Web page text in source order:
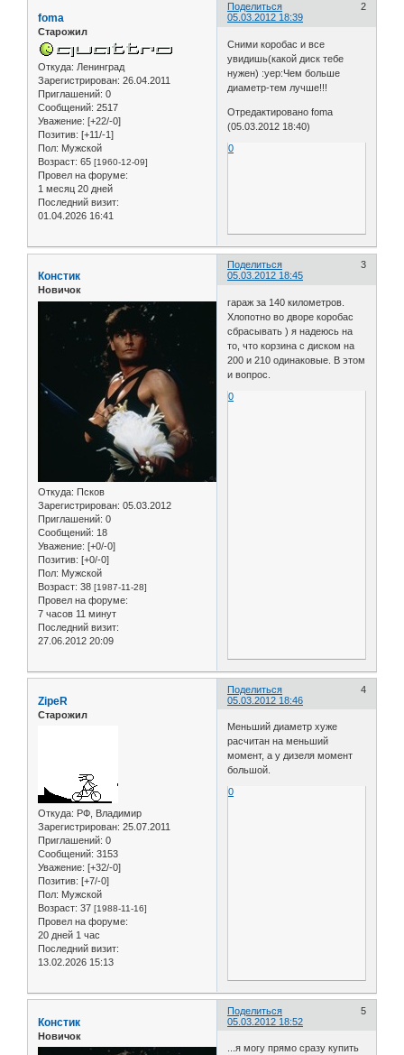
Поделиться
2
05.03.2012 18:39
foma
Старожил
Откуда: Ленинград
Зарегистрирован: 26.04.2011
Приглашений: 0
Сообщений: 2517
Уважение: [+22/-0]
Позитив: [+11/-1]
Пол: Мужской
Возраст: 65 [1960-12-09]
Провел на форуме:
1 месяц 20 дней
Последний визит:
01.04.2026 16:41
Сними коробас и все
увидишь(какой диск тебе
нужен) :yep:Чем больше
диаметр-тем лучше!!!
Отредактировано foma
(05.03.2012 18:40)
0
Поделиться
3
05.03.2012 18:45
Констик
Новичок
Откуда: Псков
Зарегистрирован: 05.03.2012
Приглашений: 0
Сообщений: 18
Уважение: [+0/-0]
Позитив: [+0/-0]
Пол: Мужской
Возраст: 38 [1987-11-28]
Провел на форуме:
7 часов 11 минут
Последний визит:
27.06.2012 20:09
гараж за 140 километров.
Хлопотно во дворе коробас
сбрасывать ) я надеюсь на
то, что корзина с диском на
200 и 210 одинаковые. В этом
и вопрос.
0
Поделиться
4
05.03.2012 18:46
ZipeR
Старожил
Откуда: РФ, Владимир
Зарегистрирован: 25.07.2011
Приглашений: 0
Сообщений: 3153
Уважение: [+32/-0]
Позитив: [+7/-0]
Пол: Мужской
Возраст: 37 [1988-11-16]
Провел на форуме:
20 дней 1 час
Последний визит:
13.02.2026 15:13
Меньший диаметр хуже
расчитан на меньший
момент, а у дизеля момент
большой.
0
Поделиться
5
05.03.2012 18:52
Констик
Новичок
...я могу прямо сразу купить